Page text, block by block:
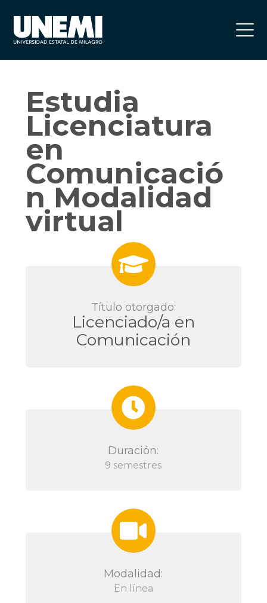
Estudia
Licenciatura
en
Comunicació
n Modalidad
virtual
Título otorgado:
Licenciado/a en
Comunicación
Duración:
9 semestres
Modalidad:
En línea